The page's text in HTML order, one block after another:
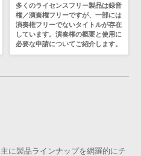
多くのライセンスフリー製品は録音
権／演奏権フリーですが、一部には
演奏権フリーでないタイトルが存在
しています。演奏権の概要と使用に
必要な申請についてご紹介します。
に製品ラインナップを網羅的にチ